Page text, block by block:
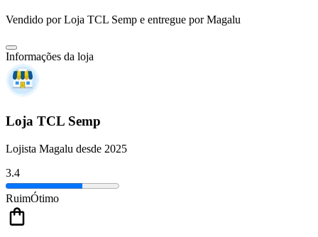
Vendido porLoja TCL Semp e entregue por Magalu
Informações da loja
Loja TCL Semp
Lojista Magalu desde 2025
3.4
RuimÓtimo